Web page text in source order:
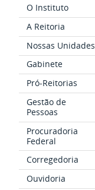
O Instituto
A Reitoria
Nossas Unidades
Gabinete
Pró-Reitorias
Gestão de
Pessoas
Procuradoria
Federal
Corregedoria
Ouvidoria